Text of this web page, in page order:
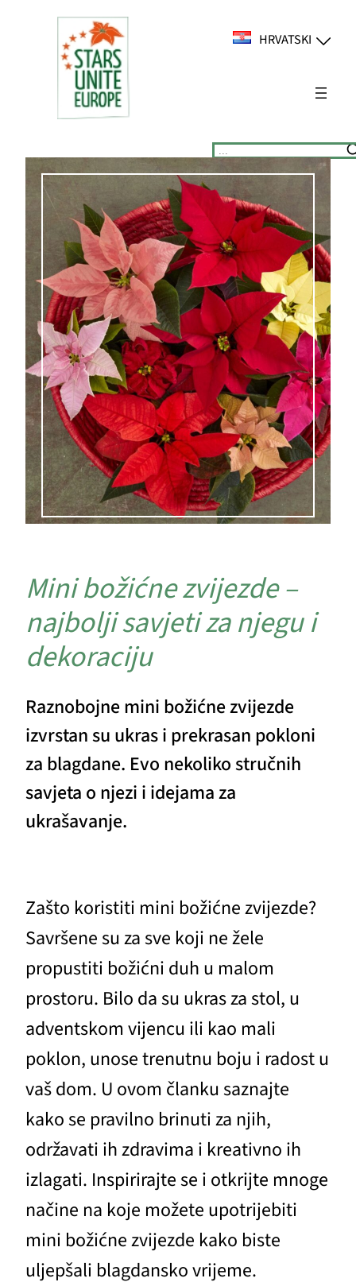
HRVATSKI
Suchen
Mini božićne zvijezde –
najbolji savjeti za njegu i
dekoraciju
Raznobojne mini božićne zvijezde
izvrstan su ukras i prekrasan pokloni
za blagdane. Evo nekoliko stručnih
savjeta o njezi i idejama za
ukrašavanje.
Zašto koristiti mini božićne zvijezde?
Savršene su za sve koji ne žele
propustiti božićni duh u malom
prostoru. Bilo da su ukras za stol, u
adventskom vijencu ili kao mali
poklon, unose trenutnu boju i radost u
vaš dom. U ovom članku saznajte
kako se pravilno brinuti za njih,
održavati ih zdravima i kreativno ih
izlagati. Inspirirajte se i otkrijte mnoge
načine na koje možete upotrijebiti
mini božićne zvijezde kako biste
uljepšali blagdansko vrijeme.